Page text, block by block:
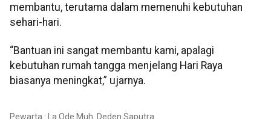
membantu, terutama dalam memenuhi kebutuhan
sehari-hari.
“Bantuan ini sangat membantu kami, apalagi
kebutuhan rumah tangga menjelang Hari Raya
biasanya meningkat,” ujarnya.
Pewarta : La Ode Muh. Deden Saputra